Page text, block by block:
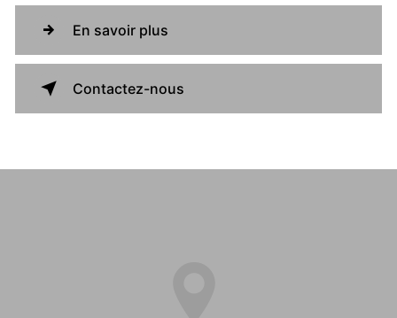
En savoir plus
Contactez-nous